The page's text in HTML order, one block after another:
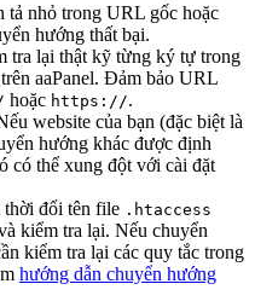
tả nhỏ trong URL gốc hoặc
hướng thất bại.
tra lại thật kỹ từng ký tự trong
aaPanel. Đảm bảo URL
hoặc https://.
website của bạn (đặc biệt là
hướng khác được định
có thể xung đột với cài đặt
thời đổi tên file .htaccess
kiểm tra lại. Nếu chuyển
kiểm tra lại các quy tắc trong
hướng dẫn chuyển hướng